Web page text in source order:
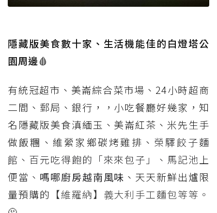
隱藏版美食數十家、生活機能佳的白燈塔公
園周邊🩸
有統冠超市、美崙綜合菜市場、24小時超商
二間、郵局、銀行，，小吃餐廳好幾家，知
名隱藏版美食滇緬玉、美崙紅茶、米先生手
做飯糰、維縈家鄉碳烤雞排、 榮驛餃子麵
館、百元吃得飽的「來來包子」、馬記池上
便當、 嗎哪廚房越南風味 、天天新鮮出爐限
量預購的 【維羅納】義大利手工麵包等等。